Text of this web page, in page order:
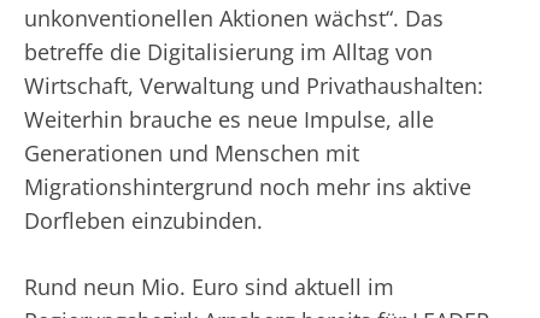
unkonventionellen Aktionen wächst“. Das
betreffe die Digitalisierung im Alltag von
Wirtschaft, Verwaltung und Privathaushalten:
Weiterhin brauche es neue Impulse, alle
Generationen und Menschen mit
Migrationshintergrund noch mehr ins aktive
Dorfleben einzubinden.
Rund neun Mio. Euro sind aktuell im